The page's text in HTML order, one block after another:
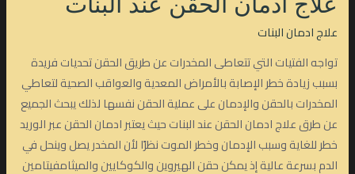
علاج ادمان البنات
تواجه الفتيات التي تتعاطى المخدرات عن طريق الحقن تحديات فريدة
بسبب زيادة خطر الإصابة بالأمراض المعدية والعواقب الصحية لتعاطي
المخدرات بالحقن والإدمان على عملية الحقن نفسها لذلك يبحث الجميع
عن طرق علاج ادمان الحقن عند البنات حيث يعتبر ادمان الحقن عبر الوريد
خطر للغاية وسبب الإدمان وخطر الموت نظرًا لأن المخدر يصل وينحل في
الدم بسرعة عالية إذ يمكن حقن الهيروين والكوكايين والميثامفيتامين